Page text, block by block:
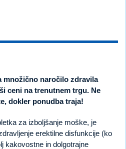
množično naročilo zdravila
ceni na trenutnem trgu. Ne
dokler ponudba traja!
za izboljšanje moške, je
erektilne disfunkcije (ko
kakovostne in dolgotrajne